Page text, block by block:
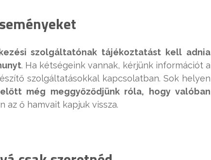
szolgáltatónak tájékoztatást kell adnia
. Ha kétségeink vannak, kérjünk információt a
szolgáltatásokkal kapcsolatban. Sok helyen
még meggyőződjünk róla, hogy valóban
az ő hamvait kapjuk vissza.